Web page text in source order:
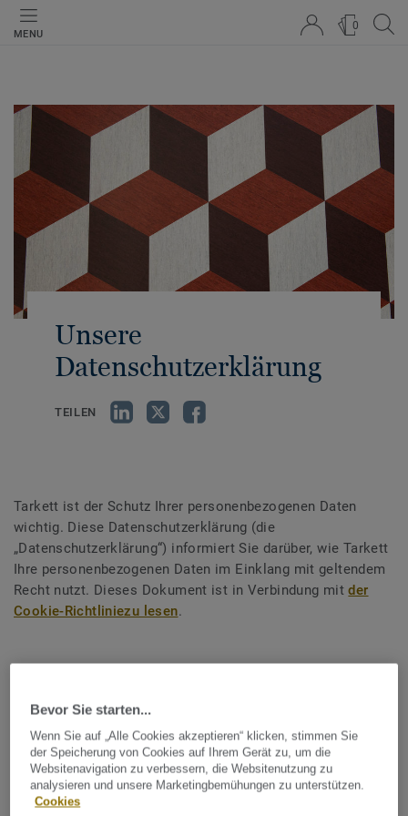
MENU
0
Unsere
Datenschutzerklärung
TEILEN
Tarkett ist der Schutz Ihrer personenbezogenen Daten
wichtig. Diese Datenschutzerklärung (die
„Datenschutzerklärung“) informiert Sie darüber, wie Tarkett
Ihre personenbezogenen Daten im Einklang mit geltendem
Recht nutzt. Dieses Dokument ist in Verbindung mitder
Cookie-Richtliniezu lesen.
verantwortliche Stelle
Die für die Datenverarbeitung verantwortliche Stelle ist die
Tarkett HoldingGmbH, eine GmbH mit einem Kapital in
Höhe von 30.000.000 EUR, eingetragen im Handelsregister
Bevor Sie starten...
Wenn Sie auf „Alle Cookies akzeptieren“ klicken, stimmen Sie
der Speicherung von Cookies auf Ihrem Gerät zu, um die
Websitenavigation zu verbessern, die Websitenutzung zu
analysieren und unsere Marketingbemühungen zu unterstützen.
Cookies